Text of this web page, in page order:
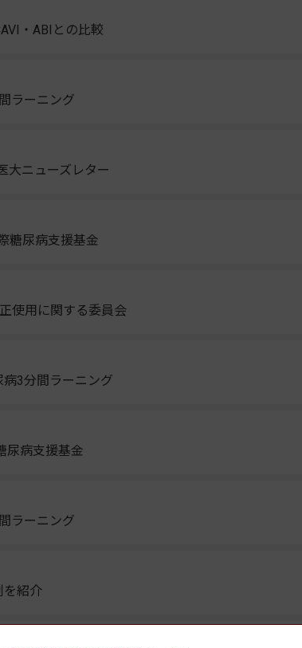
・ABIとの比較
ラーニング
大ニューズレター
糖尿病支援基金
使用に関する委員会
3分間ラーニング
尿病支援基金
ラーニング
紹介